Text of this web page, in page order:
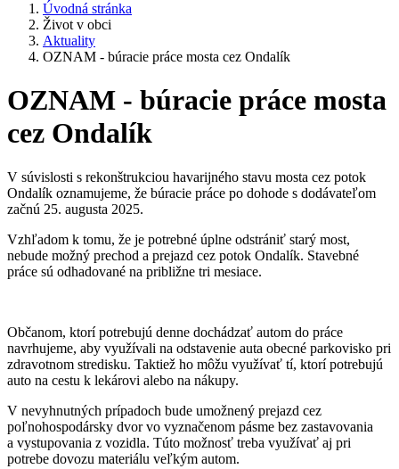
Úvodná stránka
Život v obci
Aktuality
OZNAM - búracie práce mosta cez Ondalík
OZNAM - búracie práce mosta
cez Ondalík
V súvislosti s rekonštrukciou havarijného stavu mosta cez potok
Ondalík oznamujeme, že búracie práce po dohode s dodávateľom
začnú 25. augusta 2025.
Vzhľadom k tomu, že je potrebné úplne odstrániť starý most,
nebude možný prechod a prejazd cez potok Ondalík. Stavebné
práce sú odhadované na približne tri mesiace.
Občanom, ktorí potrebujú denne dochádzať autom do práce
navrhujeme, aby využívali na odstavenie auta obecné parkovisko pri
zdravotnom stredisku. Taktiež ho môžu využívať tí, ktorí potrebujú
auto na cestu k lekárovi alebo na nákupy.
V nevyhnutných prípadoch bude umožnený prejazd cez
poľnohospodársky dvor vo vyznačenom pásme bez zastavovania
a vystupovania z vozidla. Túto možnosť treba využívať aj pri
potrebe dovozu materiálu veľkým autom.